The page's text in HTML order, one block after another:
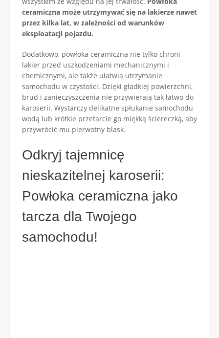
ceramiczna może utrzymywać się na lakierze nawet
przez kilka lat, w zależności od warunków
eksploatacji pojazdu.
Dodatkowo, powłoka ceramiczna nie tylko chroni
lakier przed uszkodzeniami mechanicznymi i
chemicznymi, ale także ułatwia utrzymanie
samochodu w czystości. Dzięki gładkiej powierzchni,
brud i zanieczyszczenia nie przywierają tak łatwo do
karoserii. Wystarczy delikatne spłukanie samochodu
wodą lub krótkie przetarcie go miękką ściereczką, aby
przywrócić mu pierwotny blask.
Odkryj tajemnicę
nieskazitelnej karoserii:
Powłoka ceramiczna jako
tarcza dla Twojego
samochodu!